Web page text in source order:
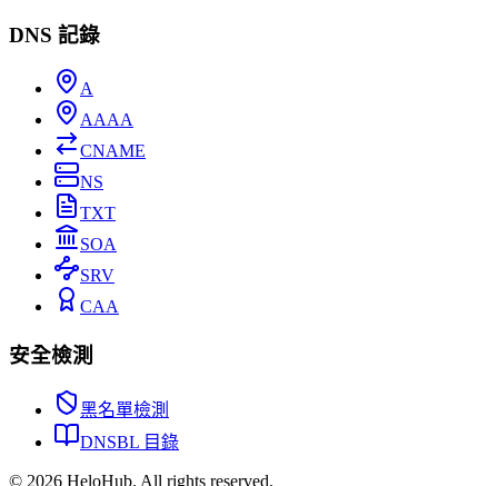
DNS 記錄
A
AAAA
CNAME
NS
TXT
SOA
SRV
CAA
安全檢測
黑名單檢測
DNSBL 目錄
© 2026 HeloHub. All rights reserved.